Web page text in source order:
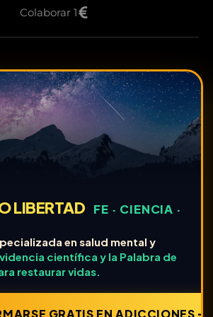
Colaborar 1
LIBERTAD
FE · CIENCIA ·
en salud mental y
científica y la Palabra de
restaurar vidas.
GRATIS EN ADICCIONES ➔